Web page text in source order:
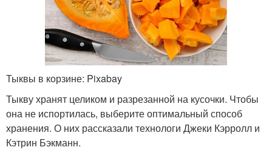
Тыквы в корзине: Pixabay
Тыкву хранят целиком и разрезанной на кусочки. Чтобы
она не испортилась, выберите оптимальный способ
хранения. О них рассказали технологи Джеки Кэрролл и
Кэтрин Бэкманн.